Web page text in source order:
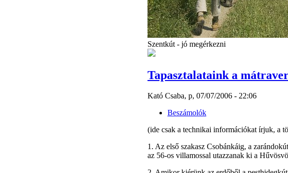
Szentkút - jó megérkezni
Tapasztalataink a
Kató Csaba, p, 07/07/2006 - 22:06
Beszámolók
(ide csak a technikai információkat írjuk, a
1. Az első szakasz Csobánkáig, a
az 56-os villamossal utazzanak ki a